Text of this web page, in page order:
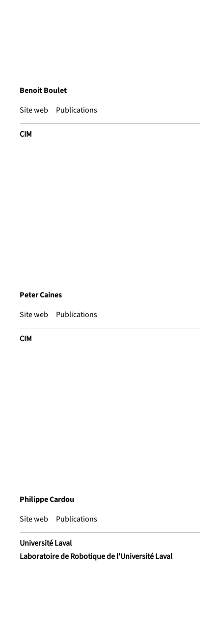
Benoit Boulet
Site web
Publications
CIM
Peter Caines
Site web
Publications
CIM
Philippe Cardou
Site web
Publications
Université Laval
Laboratoire de Robotique de l'Université Laval